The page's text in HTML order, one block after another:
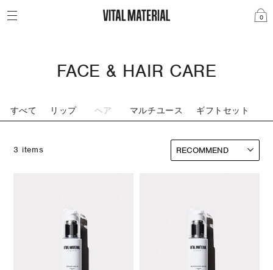
0
FACE & HAIR CARE
すべて リップ ヘア マルチユース ギフトセット
3 items